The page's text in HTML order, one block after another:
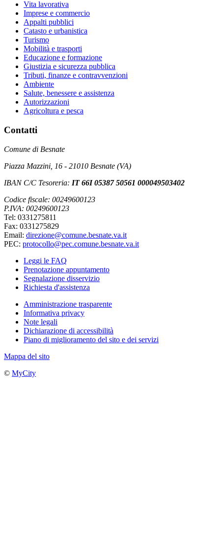
Vita lavorativa
Imprese e commercio
Appalti pubblici
Catasto e urbanistica
Turismo
Mobilità e trasporti
Educazione e formazione
Giustizia e sicurezza pubblica
Tributi, finanze e contravvenzioni
Ambiente
Salute, benessere e assistenza
Autorizzazioni
Agricoltura e pesca
Contatti
Comune di Besnate
Piazza Mazzini, 16 - 21010 Besnate (VA)
IBAN C/C Tesoreria: IT 66I 05387 50561 000049503402
Codice fiscale: 00249600123
P.IVA: 00249600123
Tel: 0331275811
Fax: 0331275829
Email: direzione@comune.besnate.va.it
PEC: protocollo@pec.comune.besnate.va.it
Leggi le FAQ
Prenotazione appuntamento
Segnalazione disservizio
Richiesta d'assistenza
Amministrazione trasparente
Informativa privacy
Note legali
Dichiarazione di accessibilità
Piano di miglioramento del sito e dei servizi
Mappa del sito
© MyCity